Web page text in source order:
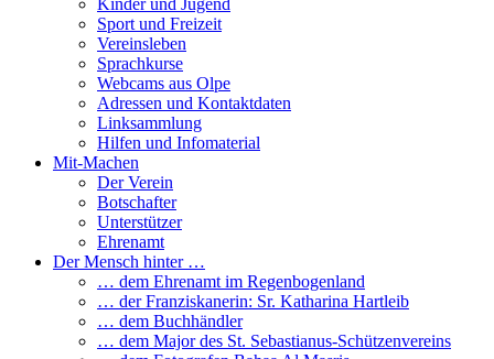
Kinder und Jugend
Sport und Freizeit
Vereinsleben
Sprachkurse
Webcams aus Olpe
Adressen und Kontaktdaten
Linksammlung
Hilfen und Infomaterial
Mit-Machen
Der Verein
Botschafter
Unterstützer
Ehrenamt
Der Mensch hinter …
… dem Ehrenamt im Regenbogenland
… der Franziskanerin: Sr. Katharina Hartleib
… dem Buchhändler
… dem Major des St. Sebastianus-Schützenvereins